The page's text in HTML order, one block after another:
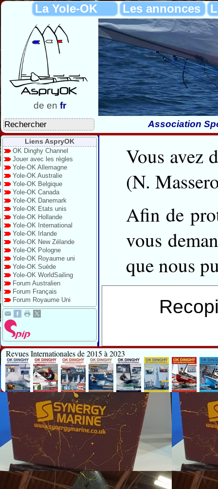
La Yole-OK Les annonces
de en fr
Association
Liens AspryOK
OK Dinghy Channel
Jouer avec les règles
Yole-OK Allemagne
Yole-OK Australie
Yole-OK Belgique
Yole-OK Canada
Yole-OK Danemark
Yole-OK Etats unis
Yole-OK Hollande
Yole-OK International
Yole-OK Irlande
Yole-OK New Zélande
Yole-OK Pologne
Yole-OK Royaume uni
Yole-OK Suède
Yole-OK WorldSailing
Forum Australien
Forum Français
Forum Royaume Uni
Vous avez
(N.
Afin de
vous
que nous
Revues Internationales de 2015 à 2023